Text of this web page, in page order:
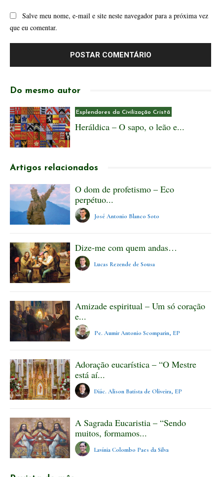
Salve meu nome, e-mail e site neste navegador para a próxima vez
que eu comentar.
Do mesmo autor
Esplendores da Civilização Cristã
Heráldica – O sapo, o leão e...
Artigos relacionados
O dom de profetismo – Eco
perpétuo...
José Antonio Blanco Soto
Dize-me com quem andas…
Lucas Rezende de Sousa
Amizade espiritual – Um só coração
e...
Pe. Aumir Antonio Scomparin, EP
Adoração eucarística – “O Mestre
está aí...
Diác. Alison Batista de Oliveira, EP
A Sagrada Eucaristia – “Sendo
muitos, formamos...
Lavínia Colombo Paes da Silva